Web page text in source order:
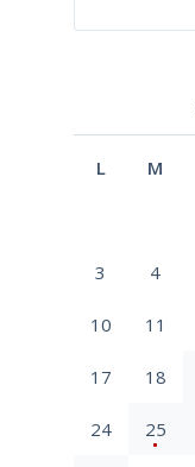
L M
3 4
10 11
17 18
24 25